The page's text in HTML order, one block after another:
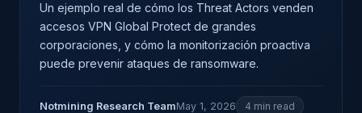
Un ejemplo real de cómo los Threat Actors venden
accesos VPN Global Protect de grandes
corporaciones, y cómo la monitorización proactiva
puede prevenir ataques de ransomware.
Notmining Research TeamMay 1, 2026 4 min read